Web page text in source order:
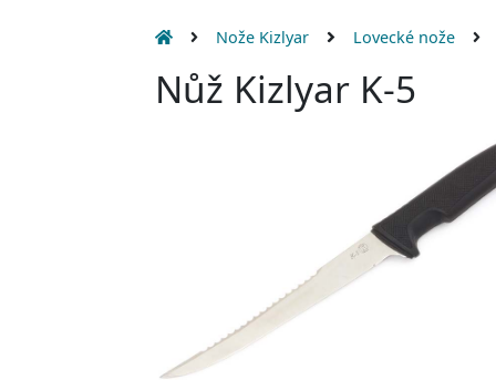
Nože Kizlyar Lovecké nože
Nůž Kizlyar K-5